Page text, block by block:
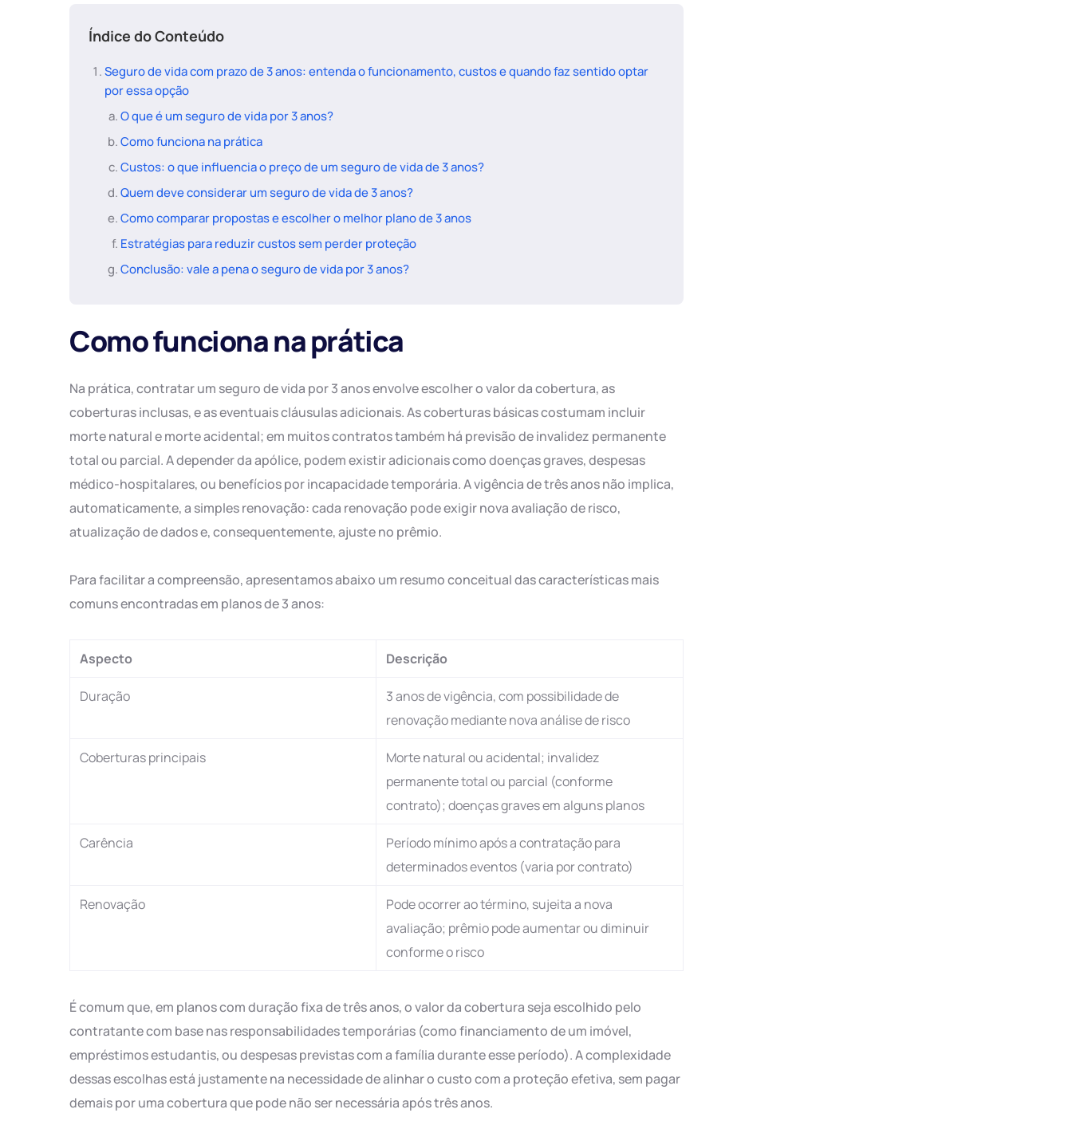
Índice do Conteúdo
Seguro de vida com prazo de 3 anos: entenda o funcionamento, custos e quando faz sentido optar
por essa opção
O que é um seguro de vida por 3 anos?
Como funciona na prática
Custos: o que influencia o preço de um seguro de vida de 3 anos?
Quem deve considerar um seguro de vida de 3 anos?
Como comparar propostas e escolher o melhor plano de 3 anos
Estratégias para reduzir custos sem perder proteção
Conclusão: vale a pena o seguro de vida por 3 anos?
Como funciona na prática
Na prática, contratar um seguro de vida por 3 anos envolve escolher o valor da cobertura, as
coberturas inclusas, e as eventuais cláusulas adicionais. As coberturas básicas costumam incluir
morte natural e morte acidental; em muitos contratos também há previsão de invalidez permanente
total ou parcial. A depender da apólice, podem existir adicionais como doenças graves, despesas
médico-hospitalares, ou benefícios por incapacidade temporária. A vigência de três anos não implica,
automaticamente, a simples renovação: cada renovação pode exigir nova avaliação de risco,
atualização de dados e, consequentemente, ajuste no prêmio.
Para facilitar a compreensão, apresentamos abaixo um resumo conceitual das características mais
comuns encontradas em planos de 3 anos:
Aspecto Descrição
Duração
3 anos de vigência, com possibilidade de
renovação mediante nova análise de risco
Coberturas principais
Morte natural ou acidental; invalidez
permanente total ou parcial (conforme
contrato); doenças graves em alguns planos
Carência
Período mínimo após a contratação para
determinados eventos (varia por contrato)
Renovação
Pode ocorrer ao término, sujeita a nova
avaliação; prêmio pode aumentar ou diminuir
conforme o risco
É comum que, em planos com duração fixa de três anos, o valor da cobertura seja escolhido pelo
contratante com base nas responsabilidades temporárias (como financiamento de um imóvel,
empréstimos estudantis, ou despesas previstas com a família durante esse período). A complexidade
dessas escolhas está justamente na necessidade de alinhar o custo com a proteção efetiva, sem pagar
demais por uma cobertura que pode não ser necessária após três anos.